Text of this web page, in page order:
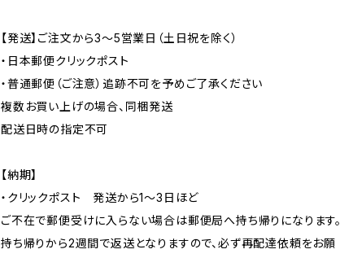
【発送】ご注文から3〜5営業日（土日祝を除く）
・日本郵便クリックポスト
・普通郵便（ご注意）追跡不可を予めご了承ください
複数お買い上げの場合、同梱発送
配送日時の指定不可
【納期】
・クリックポスト 発送から1〜3日ほど
ご不在で郵便受けに入らない場合は郵便局へ持ち帰りになります。
持ち帰りから2週間で返送となりますので、必ず再配達依頼をお願